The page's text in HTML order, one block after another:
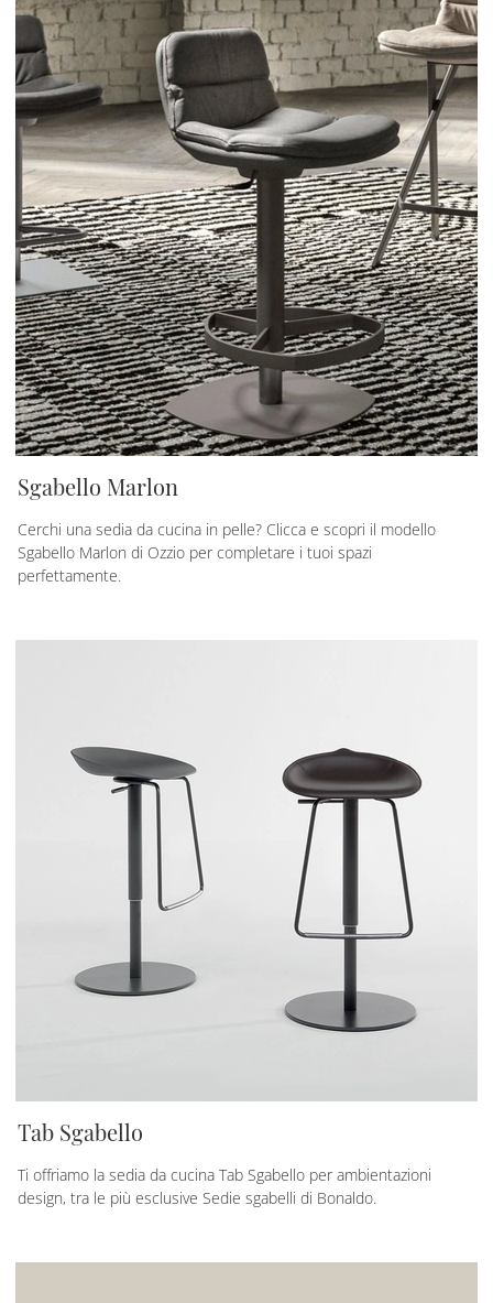
Sgabello Marlon
Cerchi una sedia da cucina in pelle? Clicca e scopri il modello
Sgabello Marlon di Ozzio per completare i tuoi spazi
perfettamente.
Tab Sgabello
Ti offriamo la sedia da cucina Tab Sgabello per ambientazioni
design, tra le più esclusive Sedie sgabelli di Bonaldo.